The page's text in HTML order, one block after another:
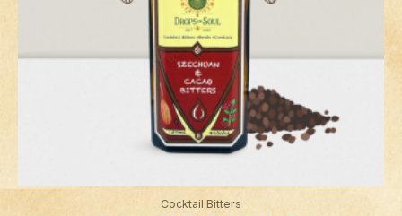
Cocktail Bitters